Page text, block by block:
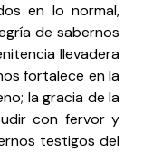
en lo normal,
de sabernos
llevadera
fortalece en la
la gracia de la
con fervor y
testigos del